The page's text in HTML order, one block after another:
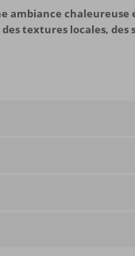
ambiance
textures locales, des